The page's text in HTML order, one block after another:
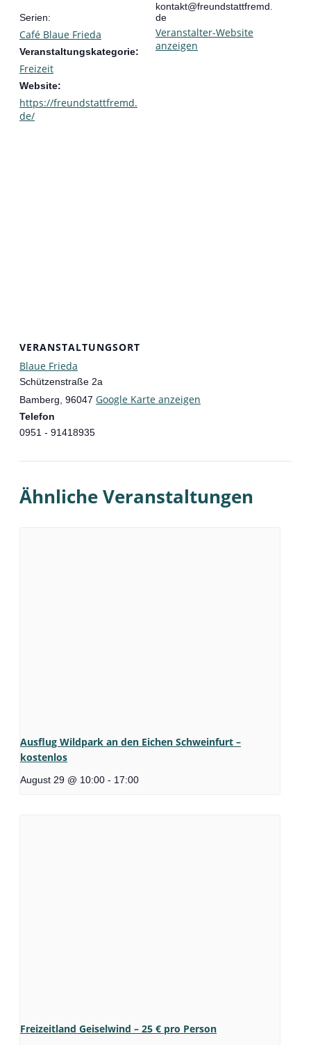
Serien:
Café Blaue Frieda
Veranstaltungskategorie:
Freizeit
Website:
https://freundstattfremd.
de/
kontakt@freundstattfremd.
de
Veranstalter-Website
anzeigen
VERANSTALTUNGSORT
Blaue Frieda
Schützenstraße 2a
Bamberg 96047 Google Karte anzeigen
Telefon
0951 - 91418935
Ähnliche Veranstaltungen
Ausflug Wildpark an den Eichen Schweinfurt –
kostenlos
August 29 @ 10:00 - 17:00
Freizeitland Geiselwind – 25 € pro Person